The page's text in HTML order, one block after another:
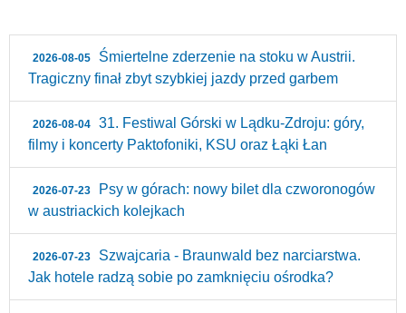
2026-08-05
Śmiertelne zderzenie na stoku w Austrii.
Tragiczny finał zbyt szybkiej jazdy przed garbem
2026-08-04
31. Festiwal Górski w Lądku-Zdroju: góry,
filmy i koncerty Paktofoniki, KSU oraz Łąki Łan
2026-07-23
Psy w górach: nowy bilet dla czworonogów
w austriackich kolejkach
2026-07-23
Szwajcaria - Braunwald bez narciarstwa.
Jak hotele radzą sobie po zamknięciu ośrodka?